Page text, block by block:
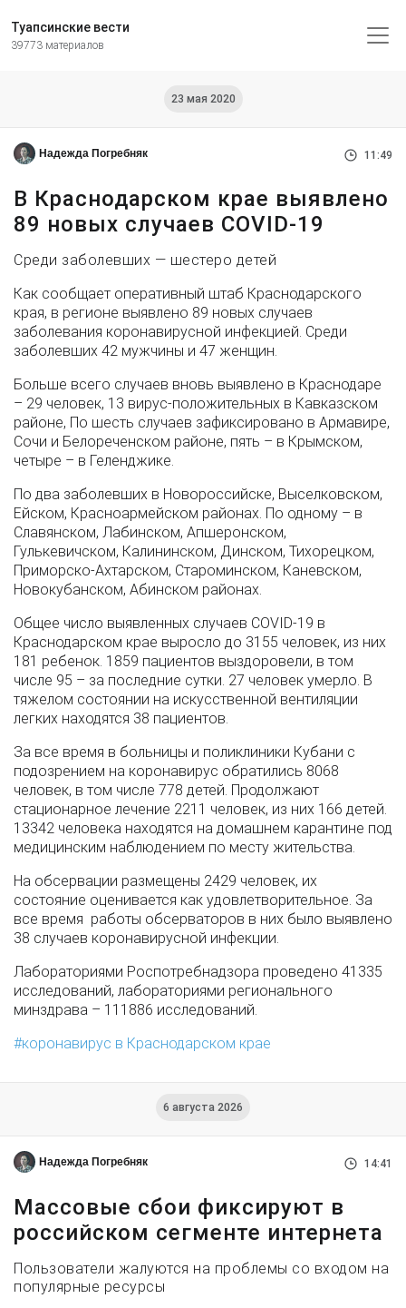
Туапсинские вести
39773 материалов
23 мая 2020
Надежда Погребняк 11:49
В Краснодарском крае выявлено
89 новых случаев COVID-19
Среди заболевших — шестеро детей
Как сообщает оперативный штаб Краснодарского
края, в регионе выявлено 89 новых случаев
заболевания коронавирусной инфекцией. Среди
заболевших 42 мужчины и 47 женщин.
Больше всего случаев вновь выявлено в Краснодаре
– 29 человек, 13 вирус-положительных в Кавказском
районе, По шесть случаев зафиксировано в Армавире,
Сочи и Белореченском районе, пять – в Крымском,
четыре – в Геленджике.
По два заболевших в Новороссийске, Выселковском,
Ейском, Красноармейском районах. По одному – в
Славянском, Лабинском, Апшеронском,
Гулькевичском, Калининском, Динском, Тихорецком,
Приморско-Ахтарском, Староминском, Каневском,
Новокубанском, Абинском районах.
Общее число выявленных случаев COVID-19 в
Краснодарском крае выросло до 3155 человек, из них
181 ребенок. 1859 пациентов выздоровели, в том
числе 95 – за последние сутки. 27 человек умерло. В
тяжелом состоянии на искусственной вентиляции
легких находятся 38 пациентов.
За все время в больницы и поликлиники Кубани с
подозрением на коронавирус обратились 8068
человек, в том числе 778 детей. Продолжают
стационарное лечение 2211 человек, из них 166 детей.
13342 человека находятся на домашнем карантине под
медицинским наблюдением по месту жительства.
На обсервации размещены 2429 человек, их
состояние оценивается как удовлетворительное. За
все время работы обсерваторов в них было выявлено
38 случаев коронавирусной инфекции.
Лабораториями Роспотребнадзора проведено 41335
исследований, лабораториями регионального
минздрава – 111886 исследований.
коронавирус в Краснодарском крае
6 августа 2026
Надежда Погребняк 14:41
Массовые сбои фиксируют в
российском сегменте интернета
Пользователи жалуются на проблемы со входом на
популярные ресурсы